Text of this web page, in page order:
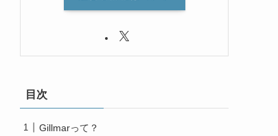
目次
Gillmarって？